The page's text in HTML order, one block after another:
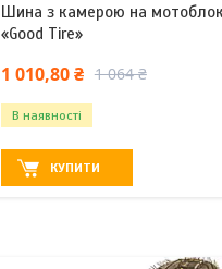
Шина з камерою на
«Good Tire»
1 010,80 ₴ 1 064 ₴
В наявності
КУПИТИ